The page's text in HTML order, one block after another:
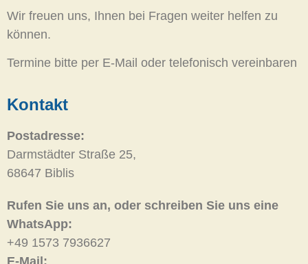
Wir freuen uns, Ihnen bei Fragen weiter helfen zu
können.
Termine bitte per E-Mail oder telefonisch vereinbaren
Kontakt
Postadresse:
Darmstädter Straße 25,
68647 Biblis
Rufen Sie uns an, oder schreiben Sie uns eine
WhatsApp:
+49 1573 7936627
E-Mail: